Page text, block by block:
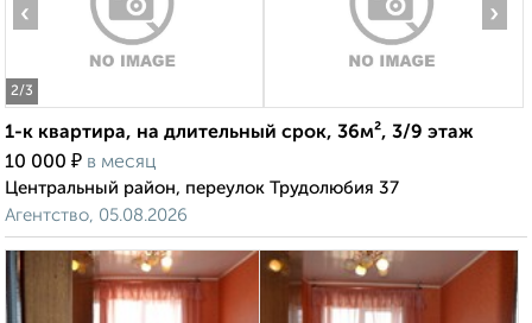
2/3
‹ ›
1-к квартира, на длительный срок, 36м², 3/9 этаж
10 000 ₽ в месяц
Центральный район, переулок Трудолюбия 37
Агентство, 05.08.2026